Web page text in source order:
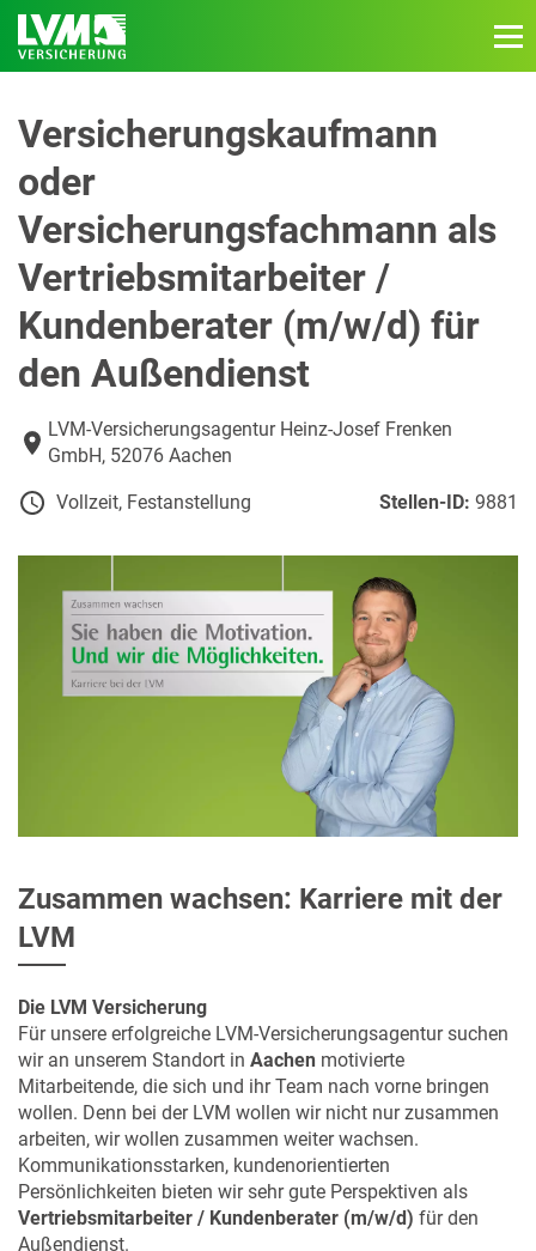
Versicherungskaufmann
oder
Versicherungsfachmann als
Vertriebsmitarbeiter /
Kundenberater (m/w/d) für
den Außendienst
LVM-Versicherungsagentur Heinz-Josef Frenken
GmbH, 52076 Aachen
Vollzeit, Festanstellung Stellen-ID: 9881
Zusammen wachsen: Karriere mit der
LVM
Die LVM Versicherung
Für unsere erfolgreiche LVM-Versicherungsagentur suchen
wir an unserem Standort in Aachen motivierte
Mitarbeitende, die sich und ihr Team nach vorne bringen
wollen. Denn bei der LVM wollen wir nicht nur zusammen
arbeiten, wir wollen zusammen weiter wachsen.
Kommunikationsstarken, kundenorientierten
Persönlichkeiten bieten wir sehr gute Perspektiven als
Vertriebsmitarbeiter / Kundenberater (m/w/d) für den
Außendienst.